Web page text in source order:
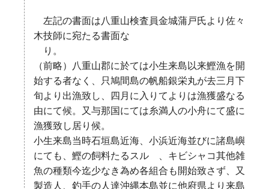
左記の書面は八重山検査員金城蒲戸氏より佐々
木技師に宛たる書面な
り。
（前略）八重山郡に於ては小生来島以来鰹漁を開
始する者なく、只鳩間島の帆船銀栄丸が去三月下
旬より出漁致し、四月に入りてよりは漁獲盛なる
由にて候。又与那国にては糸満人の小舟にて盛に
漁獲致し居り候。
小生来島当時石垣島近海、小浜近海並びに諸島嶼
にても、鰹の飼料たるスルゝ、キビシャコ其他雑
魚の種類今迄少なき為め各組合も開始致さず、又